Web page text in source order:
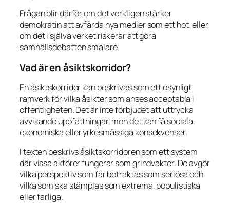
Frågan blir därför om det verkligen stärker
demokratin att avfärda nya medier som ett hot, eller
om det i själva verket riskerar att göra
samhällsdebatten smalare.
Vad är en åsiktskorridor?
En åsiktskorridor kan beskrivas som ett osynligt
ramverk för vilka åsikter som anses acceptabla i
offentligheten. Det är inte förbjudet att uttrycka
avvikande uppfattningar, men det kan få sociala,
ekonomiska eller yrkesmässiga konsekvenser.
I texten beskrivs åsiktskorridoren som ett system
där vissa aktörer fungerar som grindvakter. De avgör
vilka perspektiv som får betraktas som seriösa och
vilka som ska stämplas som extrema, populistiska
eller farliga.